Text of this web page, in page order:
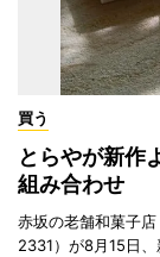
買う
とらやが新作
組み合わせ
赤坂の老舗和菓子
2331）が8月15日